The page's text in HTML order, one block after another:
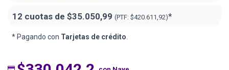
12 cuotas de $35.050,99 (PTF: $420.611,92)*
* Pagando con Tarjetas de crédito.